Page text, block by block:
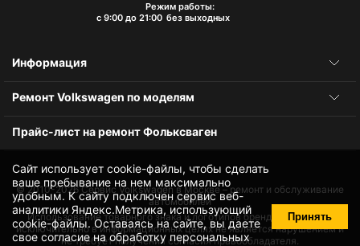
Сайт использует cookie-файлы, чтобы сделать
ваше пребывание на нем максимально
удобным. К cайту подключен сервис веб-
аналитики Яндекс.Метрика, использующий
cookie-файлы. Оставаясь на сайте, вы даете
своесогласие на обработку персональных
Принять
Режим работы:
с 9:00 до 21:00 без выходных
Информация
Ремонт Volkswagen по моделям
Прайс-лист на ремонт Фольксваген
© 2010-2026Сервис Volkswagen в Москве – ремонт и обслуживание
автомобилей
Использование товарного знака и логотипов бренда происходит
исключительно в информационных целях не является нарушением и
не требует получения согласия правообладателя.